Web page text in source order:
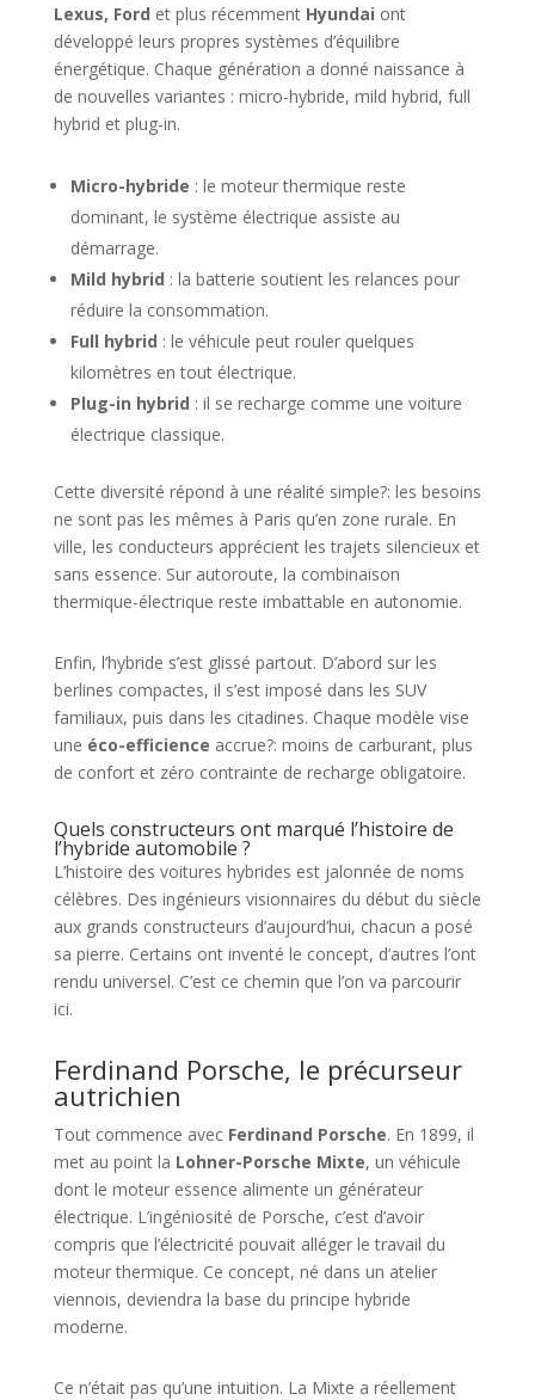
Lexus, Ford et plus récemment Hyundai ont
développé leurs propres systèmes d’équilibre
énergétique. Chaque génération a donné naissance à
de nouvelles variantes : micro-hybride, mild hybrid, full
hybrid et plug-in.
Micro-hybride : le moteur thermique reste
dominant, le système électrique assiste au
démarrage.
Mild hybrid : la batterie soutient les relances pour
réduire la consommation.
Full hybrid : le véhicule peut rouler quelques
kilomètres en tout électrique.
Plug-in hybrid : il se recharge comme une voiture
électrique classique.
Cette diversité répond à une réalité simple?: les besoins
ne sont pas les mêmes à Paris qu’en zone rurale. En
ville, les conducteurs apprécient les trajets silencieux et
sans essence. Sur autoroute, la combinaison
thermique-électrique reste imbattable en autonomie.
Enfin, l’hybride s’est glissé partout. D’abord sur les
berlines compactes, il s’est imposé dans les SUV
familiaux, puis dans les citadines. Chaque modèle vise
une éco-efficience accrue?: moins de carburant, plus
de confort et zéro contrainte de recharge obligatoire.
Quels constructeurs ont marqué l’histoire de
l’hybride automobile ?
L’histoire des voitures hybrides est jalonnée de noms
célèbres. Des ingénieurs visionnaires du début du siècle
aux grands constructeurs d’aujourd’hui, chacun a posé
sa pierre. Certains ont inventé le concept, d’autres l’ont
rendu universel. C’est ce chemin que l’on va parcourir
ici.
Ferdinand Porsche, le précurseur
autrichien
Tout commence avec Ferdinand Porsche. En 1899, il
met au point la Lohner-Porsche Mixte, un véhicule
dont le moteur essence alimente un générateur
électrique. L’ingéniosité de Porsche, c’est d’avoir
compris que l’électricité pouvait alléger le travail du
moteur thermique. Ce concept, né dans un atelier
viennois, deviendra la base du principe hybride
moderne.
Ce n’était pas qu’une intuition. La Mixte a réellement